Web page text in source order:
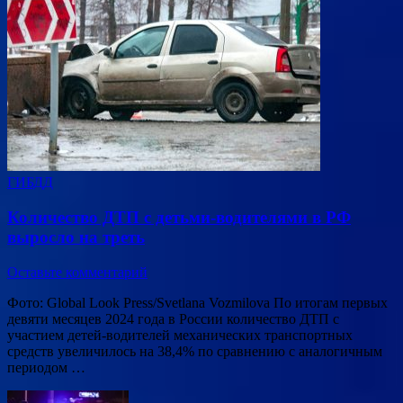
ГИБДД
Количество ДТП с детьми-водителями в РФ
выросло на треть
Оставьте комментарий
Фото: Global Look Press/Svetlana Vozmilova По итогам первых
девяти месяцев 2024 года в России количество ДТП с
участием детей-водителей механических транспортных
средств увеличилось на 38,4% по сравнению с аналогичным
периодом …